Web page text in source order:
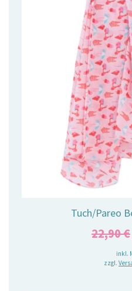
Tuch/Pareo
22,90€
inkl.
zzgl.